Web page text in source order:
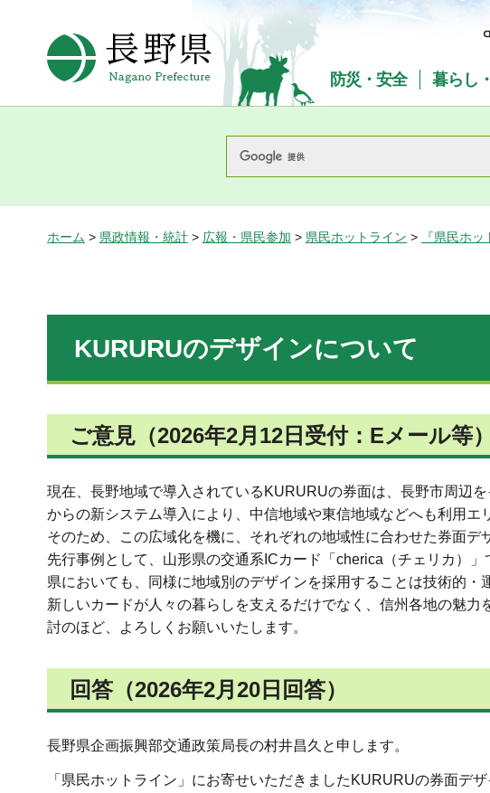
長野県Nagano Prefecture
防災・安全 暮らし
ホーム > 県政情報・統計 > 広報・県民参加 > 県民ホットライン > 『県民ホ
KURURUのデザインについて
ご意見（2026年2月12日受付：Eメール等）
現在、長野地域で導入されているKURURUの券面は、長野市周辺
からの新システム導入により、中信地域や東信地域などへも利用エ
そのため、この広域化を機に、それぞれの地域性に合わせた券面デ
先行事例として、山形県の交通系ICカード「cherica（チェリカ）
県においても、同様に地域別のデザインを採用することは技術的・
新しいカードが人々の暮らしを支えるだけでなく、信州各地の魅
討のほど、よろしくお願いいたします。
回答（2026年2月20日回答）
長野県企画振興部交通政策局長の村井昌久と申します。
「県民ホットライン」にお寄せいただきましたKURURUの券面デ